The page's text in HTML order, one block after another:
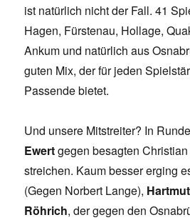
ist natürlich nicht der Fall. 41
Hagen, Fürstenau, Hollage,
Ankum und natürlich aus
guten Mix, der für jeden
Passende bietet.
Und unsere Mitstreiter? In
Ewertgegen besagten
streichen. Kaum besser erging
(Gegen Norbert Lange), Hartmut
Röhrich, der gegen den